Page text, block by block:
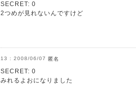
SECRET: 0
2つめが見れないんですけど
2008/06/07 匿名
SECRET: 0
みれるよおになりました